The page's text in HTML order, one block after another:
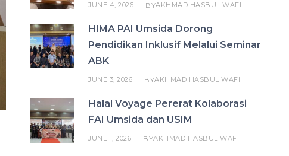
JUNE 4, 2026 BYAKHMAD HASBUL WAFI
HIMA PAI Umsida Dorong
Pendidikan Inklusif Melalui Seminar
ABK
JUNE 3, 2026 BYAKHMAD HASBUL WAFI
Halal Voyage Pererat Kolaborasi
FAI Umsida dan USIM
JUNE 1, 2026 BYAKHMAD HASBUL WAFI